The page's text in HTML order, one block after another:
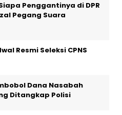
Penggantinya di DPR
Pegang Suara
Resmi Seleksi CPNS
Dana Nasabah
Ditangkap Polisi